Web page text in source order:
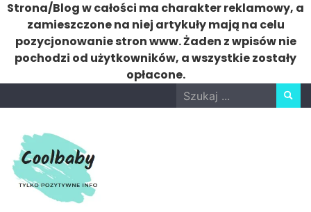
Strona/Blog w całości ma charakter reklamowy, a
zamieszczone na niej artykuły mają na celu
pozycjonowanie stron www. Żaden z wpisów nie
pochodzi od użytkowników, a wszystkie zostały
opłacone.
to
Search
for: